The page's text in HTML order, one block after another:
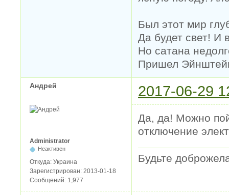
Был этот мир
Да будет свет! И
Но сатана
Пришел
Андрей 2017-06-29
Administrator
Неактивен
Откуда: Украина
Зарегистрирован: 2013-01-18
Сообщений: 1,977
Да, да! Можно
отключение
Будьте